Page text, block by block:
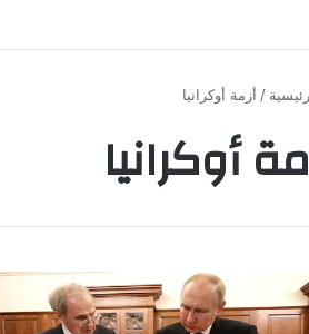
/ أزمة أوكرانيا
أوكرانيا